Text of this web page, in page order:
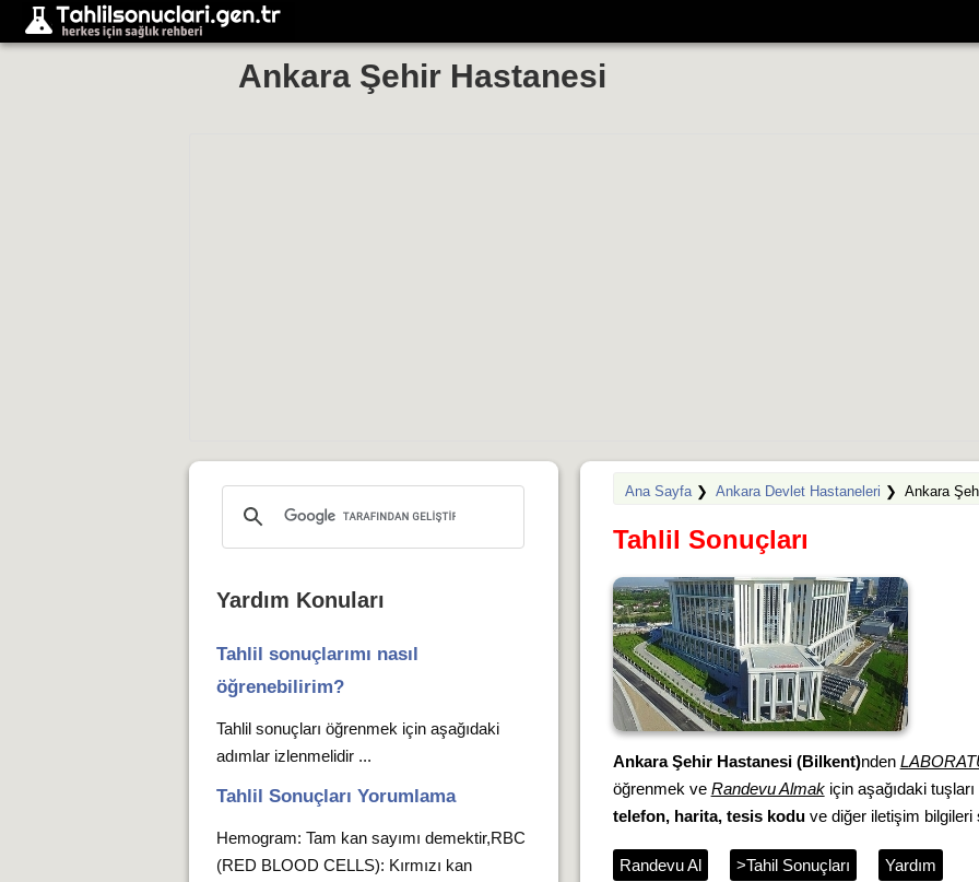
Ankara Şehir Hastanesi
Ana Sayfa❯ Ankara Devlet Hastaneleri ❯ Ankara
Tahlil Sonuçları
Ankara Şehir Hastanesi (Bilkent)nden
öğrenmek ve Randevu Almakiçin aşağıdaki
telefon, harita, tesis koduve diğer iletişim bilgileri
Randevu Al >Tahil Sonuçları Yardım
Yardım Konuları
Tahlil sonuçlarımı nasıl
öğrenebilirim?
Tahlil sonuçları öğrenmek için aşağıdaki
adımlar izlenmelidir ...
Tahlil Sonuçları Yorumlama
Hemogram: Tam kan sayımı demektir,RBC
(RED BLOOD CELLS): Kırmızı kan